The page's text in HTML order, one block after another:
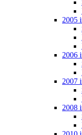
2005
2006
2007
2008